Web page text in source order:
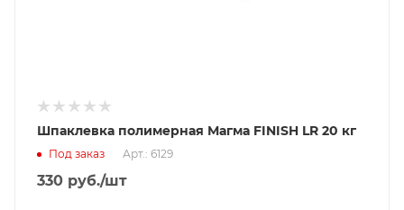
Шпаклевка полимерная Магма FINISH LR 20 кг
Под заказ Арт.: 6129
330 руб./шт